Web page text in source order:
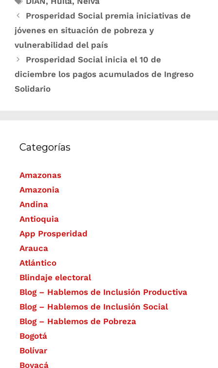
Prosperidad Social premia iniciativas de
jóvenes en situación de pobreza y
vulnerabilidad del país
Prosperidad Social inicia el 10 de
diciembre los pagos acumulados de Ingreso
Solidario
Categorías
Amazonas
Amazonia
Andina
Antioquia
App Prosperidad
Arauca
Atlántico
Blindaje electoral
Blog – Hablemos de Inclusión Productiva
Blog – Hablemos de Inclusión Social
Blog – Hablemos de Pobreza
Bogotá
Bolívar
Boyacá